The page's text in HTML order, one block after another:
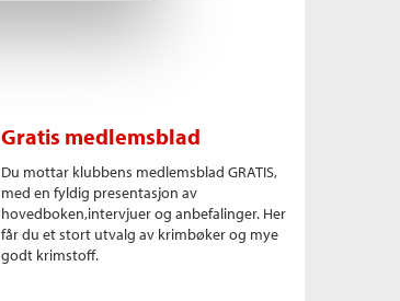
Gratis medlemsblad
Du mottar klubbens medlemsblad GRATIS,
med en fyldig presentasjon av
hovedboken,intervjuer og anbefalinger. Her
får du et stort utvalg av krimbøker og mye
godt krimstoff.